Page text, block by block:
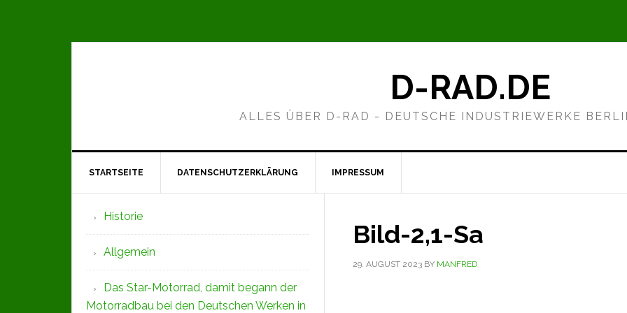
D-RAD.DE
ALLES ÜBER D-RAD - DEUTSCHE INDUSTRIEWERKE
STARTSEITE DATENSCHUTZERKLÄRUNG IMPRESSUM
Bild-2,1-Sa
29. AUGUST 2023 BY MANFRED
Seitenspalte
Historie
Allgemein
Das Star-Motorrad, damit begann der
Motorradbau bei den Deutschen Werken in